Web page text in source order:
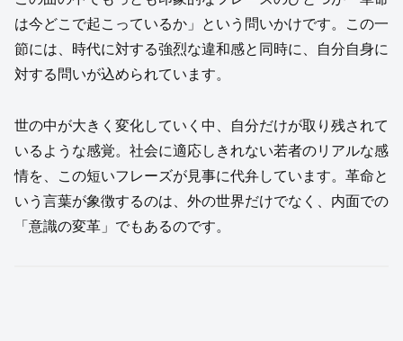
は今どこで起こっているか」という問いかけです。この一
節には、時代に対する強烈な違和感と同時に、自分自身に
対する問いが込められています。
世の中が大きく変化していく中、自分だけが取り残されて
いるような感覚。社会に適応しきれない若者のリアルな感
情を、この短いフレーズが見事に代弁しています。革命と
いう言葉が象徴するのは、外の世界だけでなく、内面での
「意識の変革」でもあるのです。